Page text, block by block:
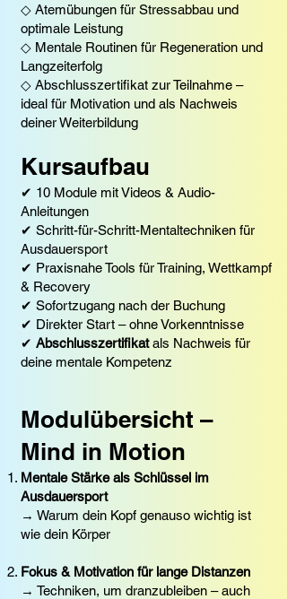
◇ Atemübungen für Stressabbau und
optimale Leistung
◇ Mentale Routinen für Regeneration und
Langzeiterfolg
◇ Abschlusszertifikat zur Teilnahme –
ideal für Motivation und als Nachweis
deiner Weiterbildung
Kursaufbau
✔ 10 Module mit Videos & Audio-
Anleitungen
✔ Schritt-für-Schritt-Mentaltechniken für
Ausdauersport
✔ Praxisnahe Tools für Training, Wettkampf
& Recovery
✔ Sofortzugang nach der Buchung
✔ Direkter Start – ohne Vorkenntnisse
✔ Abschlusszertifikatals Nachweis für
deine mentale Kompetenz
Modulübersicht –
Mind in Motion
Mentale Stärke als Schlüssel im
Ausdauersport
→ Warum dein Kopf genauso wichtig ist
wie dein Körper
Fokus & Motivation für lange Distanzen
→ Techniken, um dranzubleiben – auch